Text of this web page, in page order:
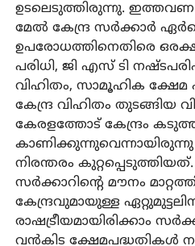
ഉടലെടുത്തിരുന്നു.
മേല്‍ കേന്ദ്ര സര്‍ക്കാര്‍
ഉപരോധത്തിനെതിരെ
പരിധി, ജി എസ് ടി
വിഹിതം, സാമൂഹിക ക്ഷേമ
കേന്ദ്ര വിഹിതം തുടങ്ങിയ
കേരളത്തോട് കേന്ദ്രം
നിരന്തരം
സര്‍ക്കാറിന്റെ മൗനം
കേന്ദ്രവുമായുള്ള
രാഷട്രീയമായിരിക്കാം
വന്‍കിട ക്ഷേമപദ്ധതികള്‍